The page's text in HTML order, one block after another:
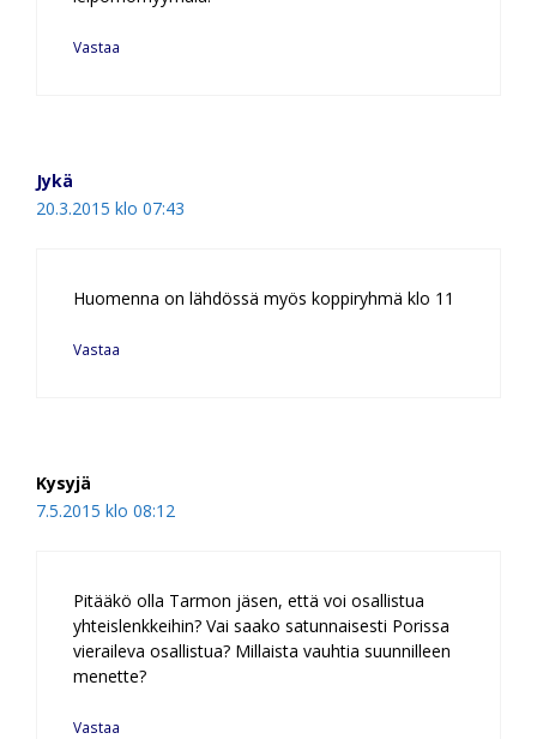
Vastaa
Jykä
20.3.2015 klo 07:43
Huomenna on lähdössä myös koppiryhmä klo 11
Vastaa
Kysyjä
7.5.2015 klo 08:12
Pitääkö olla Tarmon jäsen, että voi osallistua
yhteislenkkeihin? Vai saako satunnaisesti Porissa
vieraileva osallistua? Millaista vauhtia suunnilleen
menette?
Vastaa